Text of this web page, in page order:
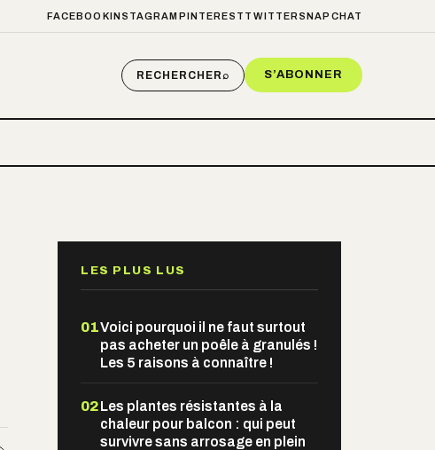
FACEBOOKINSTAGRAM PINTEREST TWITTER SNAPCHAT
RECHERCHER⌕ S’ABONNER
LES PLUS LUS
01Voici pourquoi il ne faut surtout
pas acheter un poêle à granulés !
Les 5 raisons à connaître !
02Les plantes résistantes à la
chaleur pour balcon : qui peut
survivre sans arrosage en plein